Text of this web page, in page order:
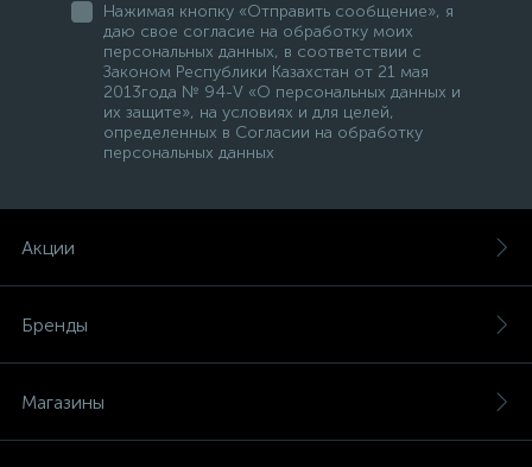
Нажимая кнопку «Отправить сообщение», я
даю свое согласие на обработку моих
персональных данных, в соответствии с
Законом Республики Казахстан от 21 мая
2013года № 94-V «О персональных данных и
их защите», на условиях и для целей,
определенных в Согласии на обработку
персональных данных
Акции
Бренды
Магазины